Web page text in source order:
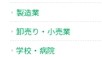
製造業
卸売り・小売業
学校・病院